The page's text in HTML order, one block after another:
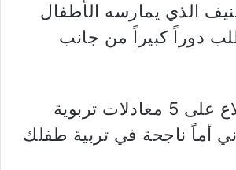
الذي يمارسه الأطفال
دوراً كبيراً من جانب
قد يهمكِ الاطلاع على 5 معادلات تربوية
أماً ناجحة في تربية طفلك